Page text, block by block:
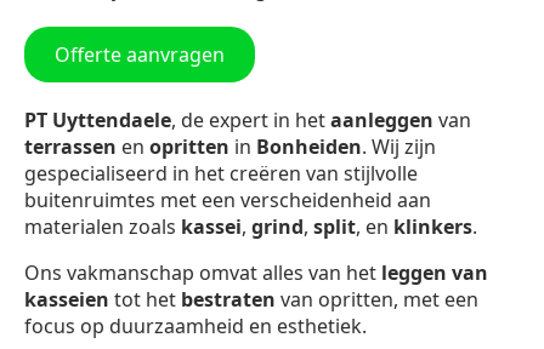
Offerte aanvragen
PT Uyttendaele, de expert in hetaanleggen van
terrassen en opritten in Bonheiden. Wij zijn
gespecialiseerd in het creëren van stijlvolle
buitenruimtes met een verscheidenheid aan
materialen zoals kassei, grind, split, en klinkers.
Ons vakmanschap omvat alles van het leggen van
kasseien tot het bestraten van opritten, met een
focus op duurzaamheid en esthetiek.